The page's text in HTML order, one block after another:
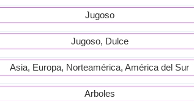
Jugoso
Jugoso, Dulce
Asia, Europa, Norteamérica, América del Sur
Arboles